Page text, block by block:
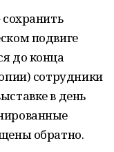
подвиге
до конца
сотрудники
в день
обратно.